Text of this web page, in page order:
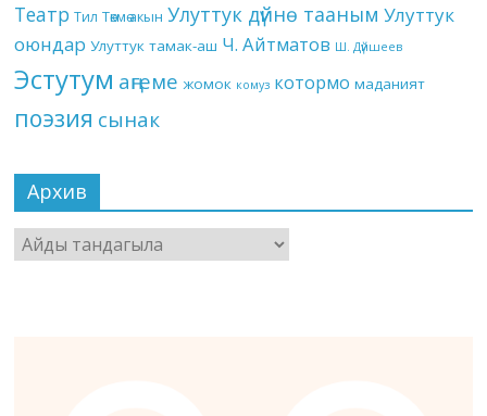
Театр Тил Төкмө акын Улуттук дүйнө тааным Улуттук
оюндар Улуттук тамак-аш Ч. Айтматов Ш. Дүйшеев
Эстутум аңгеме жомок комуз котормо маданият
поэзия сынак
Архив
Архив